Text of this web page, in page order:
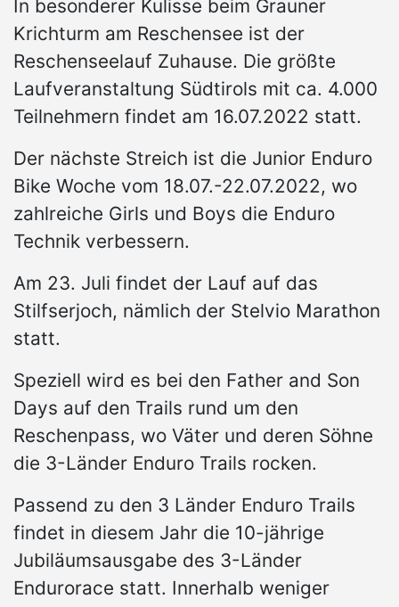
In besonderer Kulisse beim Grauner
Krichturm am Reschensee ist der
Reschenseelauf Zuhause. Die größte
Laufveranstaltung Südtirols mit ca. 4.000
Teilnehmern findet am 16.07.2022 statt.
Der nächste Streich ist die Junior Enduro
Bike Woche vom 18.07.-22.07.2022, wo
zahlreiche Girls und Boys die Enduro
Technik verbessern.
Am 23. Juli findet der Lauf auf das
Stilfserjoch, nämlich der Stelvio Marathon
statt.
Speziell wird es bei den Father and Son
Days auf den Trails rund um den
Reschenpass, wo Väter und deren Söhne
die 3-Länder Enduro Trails rocken.
Passend zu den 3 Länder Enduro Trails
findet in diesem Jahr die 10-jährige
Jubiläumsausgabe des 3-Länder
Endurorace statt. Innerhalb weniger